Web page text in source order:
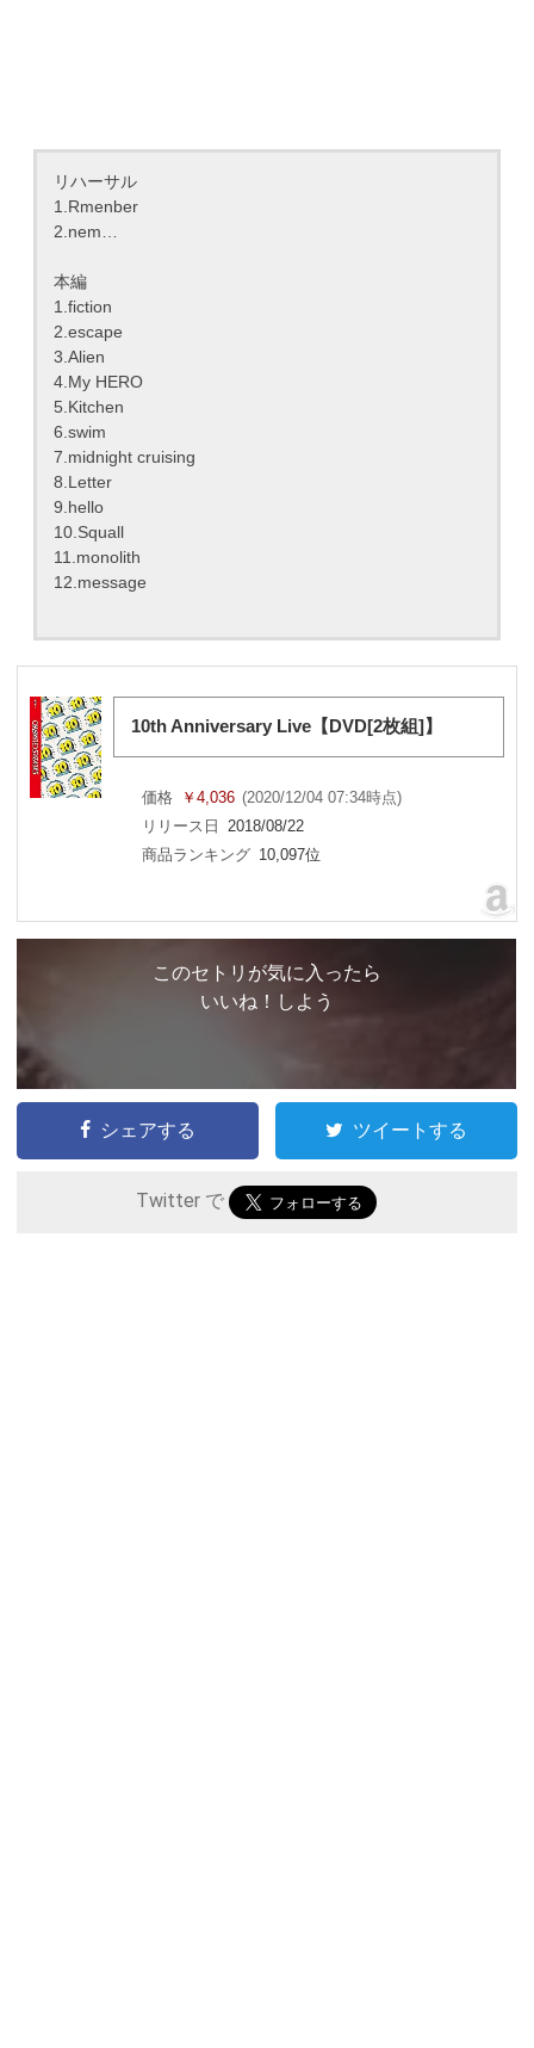
リハーサル
1.Rmenber
2.nem…
本編
1.fiction
2.escape
3.Alien
4.My HERO
5.Kitchen
6.swim
7.midnight cruising
8.Letter
9.hello
10.Squall
11.monolith
12.message
10th Anniversary Live【DVD[2枚組]】
価格 ￥4,036 (2020/12/04 07:34時点)
リリース日
2018/08/22
商品ランキング 10,097位
このセトリが気に入ったら
いいね！しよう
シェアする ツイートする
Twitter で